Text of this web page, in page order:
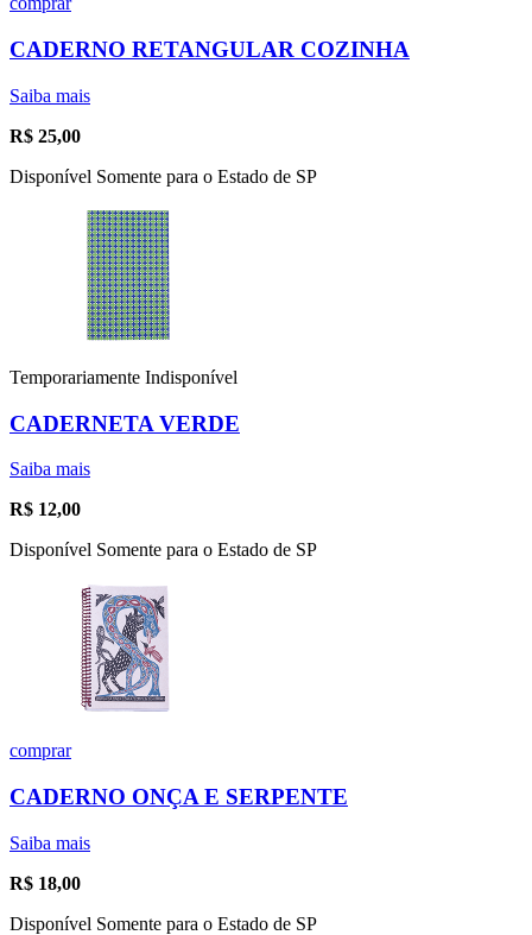
CADERNO RETANGULAR COZINHA
Saiba mais
R$ 25,00
Disponível Somente para o Estado de SP
Temporariamente Indisponível
CADERNETA VERDE
Saiba mais
R$ 12,00
Disponível Somente para o Estado de SP
comprar
CADERNO ONÇA E SERPENTE
Saiba mais
R$ 18,00
Disponível Somente para o Estado de SP